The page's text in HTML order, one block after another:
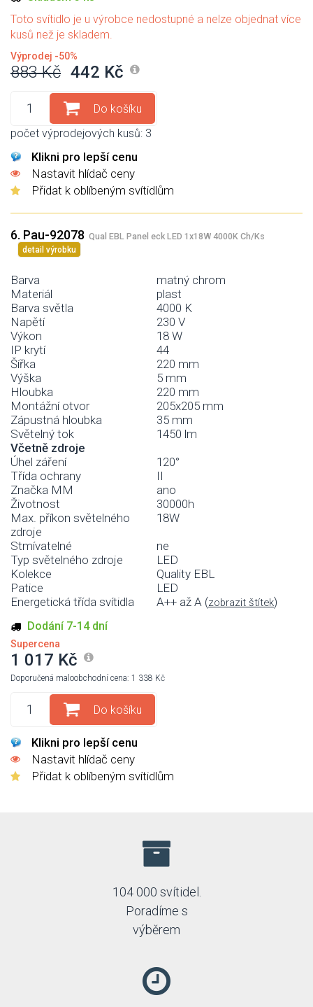
Toto svítidlo je u výrobce nedostupné a nelze objednat více
kusů než je skladem.
Výprodej -50%
883 Kč 442 Kč
Do košíku
počet výprodejových kusů: 3
Klikni pro lepší cenu
Nastavit hlídač ceny
Přidat k oblíbeným svítidlům
6. Pau-92078 Qual EBL Panel eck LED 1x18W 4000K Ch/Ks
detail výrobku
Barva
matný chrom
Materiál
plast
Barva světla
4000 K
Napětí
230 V
Výkon
18 W
IP krytí
44
Šířka
220 mm
Výška
5 mm
Hloubka
220 mm
Montážní otvor
205x205 mm
Zápustná hloubka
35 mm
Světelný tok
1450 lm
Včetně zdroje
Úhel záření
120°
Třída ochrany
II
Značka MM
ano
Životnost
30000h
Max. příkon světelného
zdroje
18W
Stmívatelné
ne
Typ světelného zdroje
LED
Kolekce
Quality EBL
Patice
LED
Energetická třída svítidla
A++ až A (zobrazit štítek)
Dodání 7-14 dní
Supercena
1 017 Kč
Doporučená maloobchodní cena: 1 338 Kč
Do košíku
Klikni pro lepší cenu
Nastavit hlídač ceny
Přidat k oblíbeným svítidlům
104 000 svítidel.
Poradíme s
výběrem